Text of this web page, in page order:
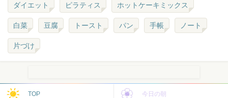
ダイエット ピラティス ホットケーキミックス
白菜 豆腐 トースト パン 手帳 ノート
片づけ
TOP 今日の朝